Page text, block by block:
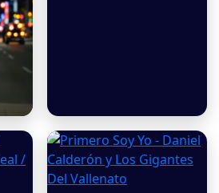
Eden Muñoz - El Santo
Cachón (Video Oficial)